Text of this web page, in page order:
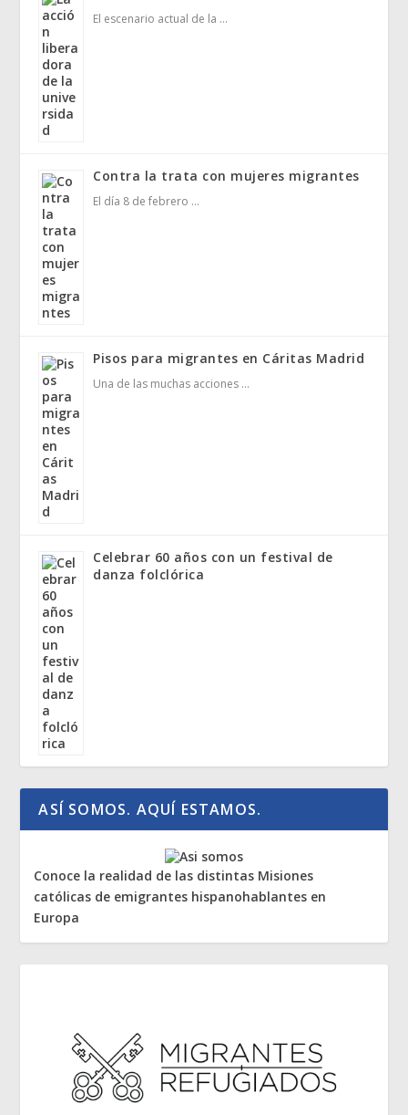
El escenario actual de la …
Contra la trata con mujeres migrantes
El día 8 de febrero …
Pisos para migrantes en Cáritas Madrid
Una de las muchas acciones …
Celebrar 60 años con un festival de
danza folclórica
ASÍ SOMOS. AQUÍ ESTAMOS.
Conoce la realidad de las distintas Misiones
católicas de emigrantes hispanohablantes en
Europa